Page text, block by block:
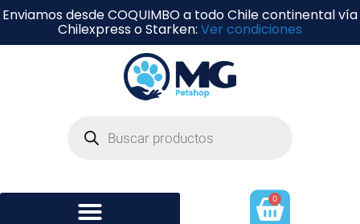
Enviamos desde COQUIMBO a todo Chile continental vía
Chilexpress o Starken: Ver condiciones
0